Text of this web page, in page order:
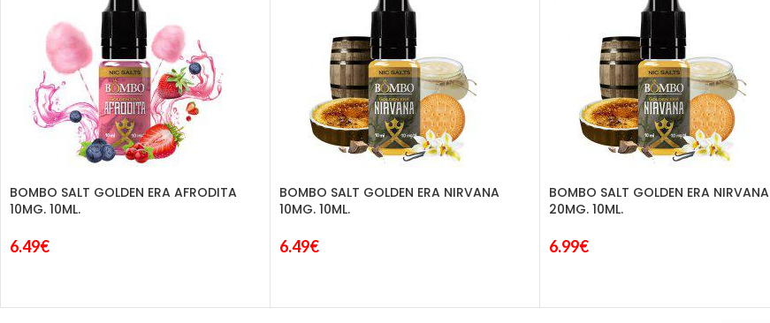
BOMBO SALT GOLDEN ERA AFRODITA
10MG. 10ML.
6.49€
BOMBO SALT GOLDEN ERA NIRVANA
10MG. 10ML.
6.49€
BOMBO SALT GOLDEN ERA NIRVANA
20MG. 10ML.
6.99€